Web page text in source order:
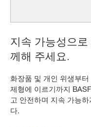
지속 가능성으
께해 주세요.
화장품 및 개인 위생부
제형에 이르기까지
고 안전하며 지속 가능
다.